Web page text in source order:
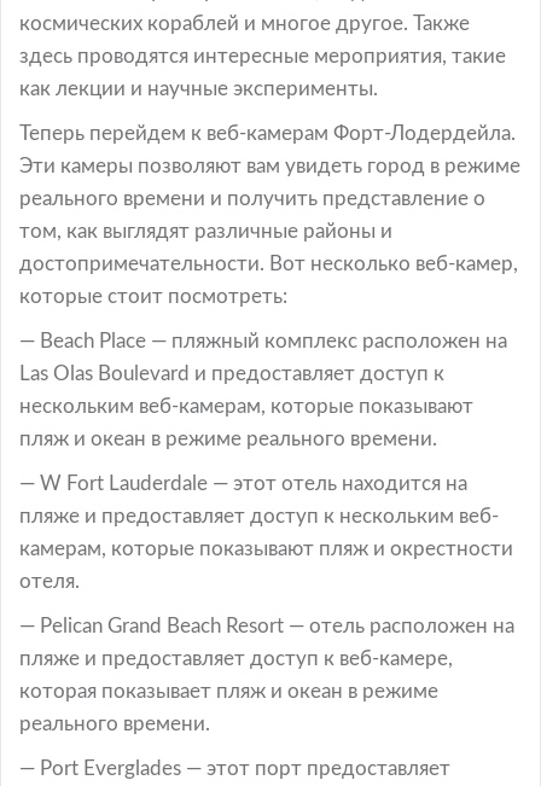
космических кораблей и многое другое. Также
здесь проводятся интересные мероприятия, такие
как лекции и научные эксперименты.
Теперь перейдем к веб-камерам Форт-Лодердейла.
Эти камеры позволяют вам увидеть город в режиме
реального времени и получить представление о
том, как выглядят различные районы и
достопримечательности. Вот несколько веб-камер,
которые стоит посмотреть:
— Beach Place — пляжный комплекс расположен на
Las Olas Boulevard и предоставляет доступ к
нескольким веб-камерам, которые показывают
пляж и океан в режиме реального времени.
— W Fort Lauderdale — этот отель находится на
пляже и предоставляет доступ к нескольким веб-
камерам, которые показывают пляж и окрестности
отеля.
— Pelican Grand Beach Resort — отель расположен на
пляже и предоставляет доступ к веб-камере,
которая показывает пляж и океан в режиме
реального времени.
— Port Everglades — этот порт предоставляет